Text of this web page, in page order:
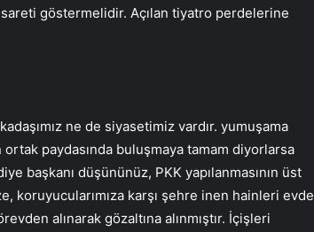
göstermelidir. Açılan tiyatro perdelerine
ne de siyasetimiz vardır. yumuşama
paydasında buluşmaya tamam diyorlarsa
başkanı düşününüz, PKK yapılanmasının üst
koruyucularımıza karşı şehre inen hainleri evde
alınarak gözaltına alınmıştır. İçişleri